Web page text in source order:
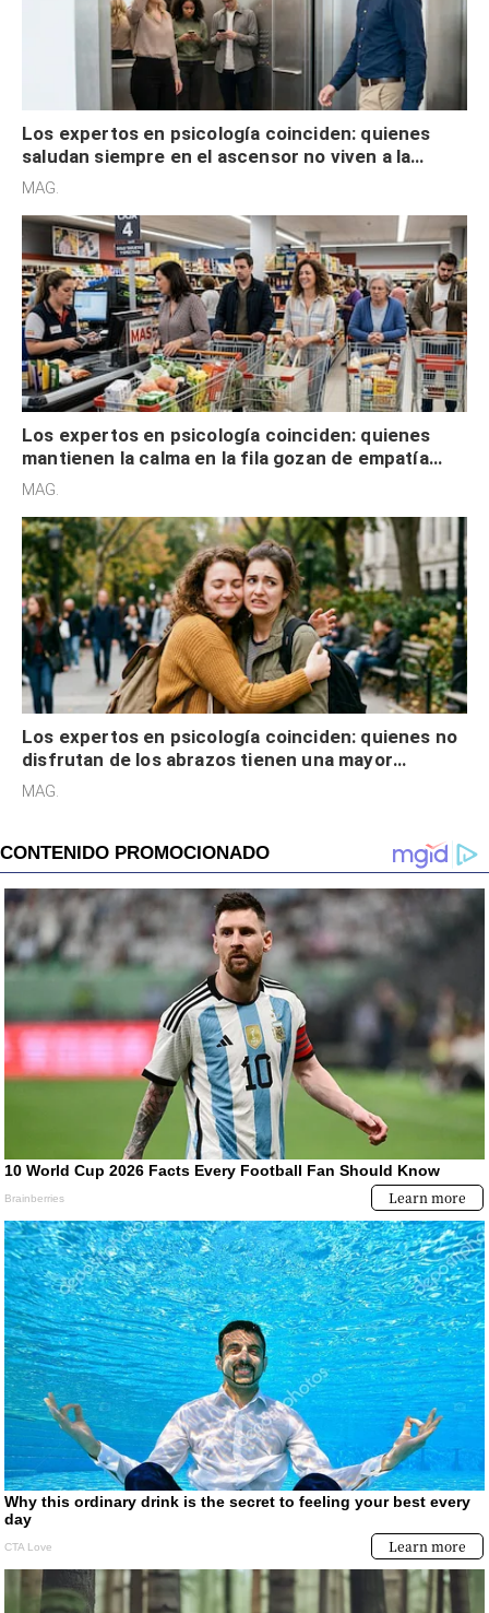
Los expertos en psicología coinciden: quienes
saludan siempre en el ascensor no viven a la
defensiva y tienen apertura social
MAG.
Los expertos en psicología coinciden: quienes
mantienen la calma en la fila gozan de empatía
cognitiva, gratitud y no solo tienen autocontrol
MAG.
Los expertos en psicología coinciden: quienes no
disfrutan de los abrazos tienen una mayor
sensibilidad a los estímulos físicos y no es por
MAG.